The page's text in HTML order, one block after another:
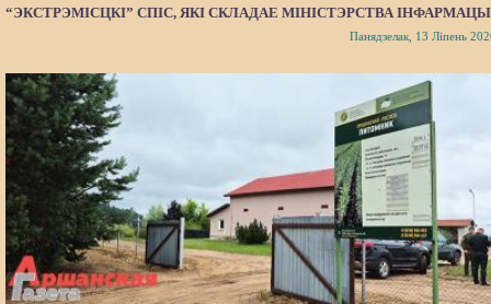
“ЭКСТРЭМІСЦКІ” СПІС, ЯКІ СКЛАДАЕ МІНІСТЭРСТВА
Панядзелак, 13 Ліпень